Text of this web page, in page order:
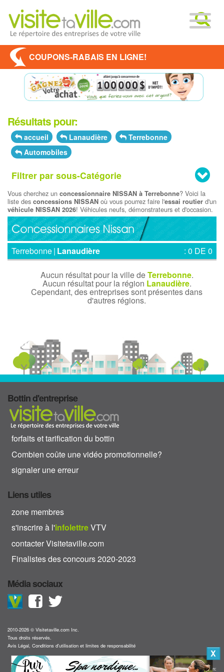
COUPONS-RABAIS EN LIGNE!
Résultats pour:
accueil Lanaudière
Terrebonne
Automobiles
Filtrer par sous-Catégorie
Vous cherchez un concessionnaire NISSAN à Terrebonne? Voici la
liste des concessions NISSAN où vous pourrez faire l'essai routier d'un
véhicule NISSAN 2026! Véhicules neufs, démonstrateurs et d'occasion.
Terrebonne| Lanaudière : 0 DE 0
Aucun résultat pour la ville deTerrebonne.
Aucun résultat pour la région Lanaudière.
Cependant, des entreprises sont présentes dans
d'autres régions.
Bottin d'entreprise
forfaits et tarification du bottin
Combien coûte une vidéo promotionnelle?
signaler une erreur
Liens utiles
zone membres
s'inscrire à l'infolettreVTV
contacter Visitetaville.com
Finalistes des concours 2020-2023
Média sociaux
2010-2026 © Visitetaville.com Inc.
Tous droits réservés.
Avis Légal, Conditions d'utilisation et limites de responsabilité
Collaboration:
X